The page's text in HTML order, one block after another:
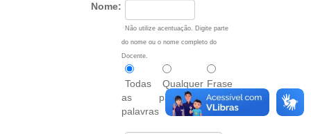
Nome:
Não utilize acentuação. Digite parte
do nome ou o nome completo do
Docente.
Todas
as
palavras
Qualquer
palavra
Frase
exata